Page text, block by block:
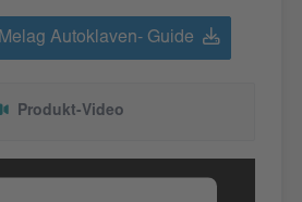
Melag Autoklaven- Guide
Produkt-Video